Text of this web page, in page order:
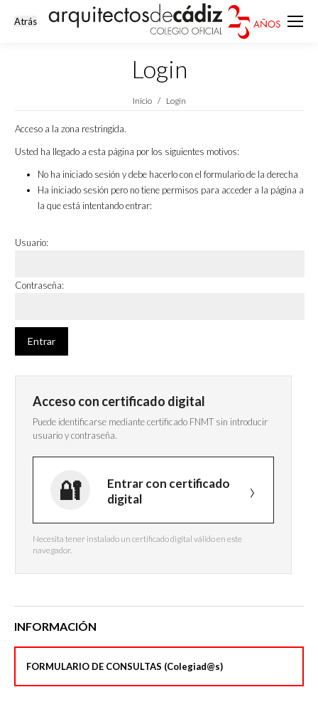
Login
Estás aquí:
Inicio Login
Acceso a la zona restringida.
Usted ha llegado a esta página por los siguientes motivos:
No ha iniciado sesión y debe hacerlo con el formulario de la derecha
Ha iniciado sesión pero no tiene permisos para acceder a la página a
la que está intentando entrar:
Usuario:
Contraseña:
Acceso con certificado digital
Puede identificarse mediante certificado FNMT sin introducir
usuario y contraseña.
Entrar con certificado
digital
Necesita tener instalado un certificado digital válido en este
navegador.
INFORMACIÓN
FORMULARIO DE CONSULTAS (Colegiad@s)